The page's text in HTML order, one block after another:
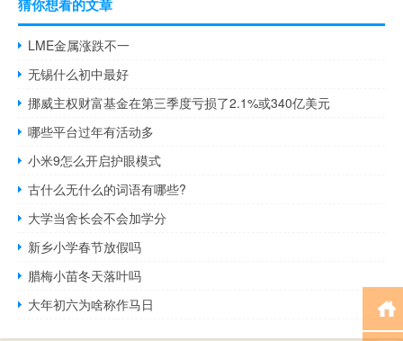
猜你想看的文章
LME金属涨跌不一
无锡什么初中最好
挪威主权财富基金在第三季度亏损了2.1%或340亿美元
哪些平台过年有活动多
小米9怎么开启护眼模式
古什么无什么的词语有哪些?
大学当舍长会不会加学分
新乡小学春节放假吗
腊梅小苗冬天落叶吗
大年初六为啥称作马日